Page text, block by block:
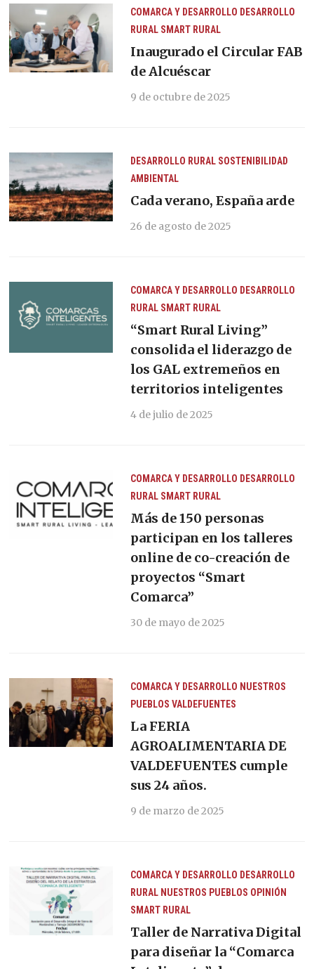
COMARCA Y DESARROLLO DESARROLLO
RURAL SMART RURAL
Inaugurado el Circular FAB
de Alcuéscar
9 de octubre de 2025
DESARROLLO RURAL SOSTENIBILIDAD
AMBIENTAL
Cada verano, España arde
26 de agosto de 2025
COMARCA Y DESARROLLO DESARROLLO
RURAL SMART RURAL
“Smart Rural Living”
consolida el liderazgo de
los GAL extremeños en
territorios inteligentes
4 de julio de 2025
COMARCA Y DESARROLLO DESARROLLO
RURAL SMART RURAL
Más de 150 personas
participan en los talleres
online de co-creación de
proyectos “Smart
Comarca”
30 de mayo de 2025
COMARCA Y DESARROLLO NUESTROS
PUEBLOS VALDEFUENTES
La FERIA
AGROALIMENTARIA DE
VALDEFUENTES cumple
sus 24 años.
9 de marzo de 2025
COMARCA Y DESARROLLO DESARROLLO
RURAL NUESTROS PUEBLOS OPINIÓN
SMART RURAL
Taller de Narrativa Digital
para diseñar la “Comarca